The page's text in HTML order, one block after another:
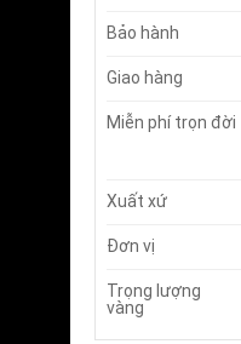
Bảo hành
Giao hàng
Miễn phí trọn đời
Xuất xứ
Đơn vị
Trọng lượng
vàng